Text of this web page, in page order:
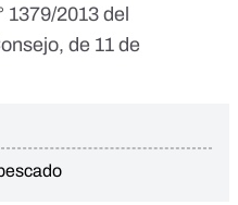
2013 del
de 11 de